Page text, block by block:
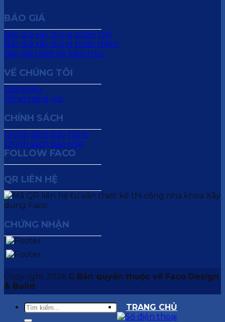
BÁO GIÁ
Báo giá xây dựng phần thô
Báo giá xây dựng hoàn thiện
Báo giá thiết kế kiến trúc
VỀ CHÚNG TÔI
Giới thiệu
Hồ sơ năng lực
CHÍNH SÁCH
Chính sách bảo hành
Chính sách bảo mật
FOLLOW FACO
QR LIÊN HỆ
CHỨNG NHẬN
Copyright 2026 © Bản quyền thuộc về Faco Design
& Build
TRANG CHỦ